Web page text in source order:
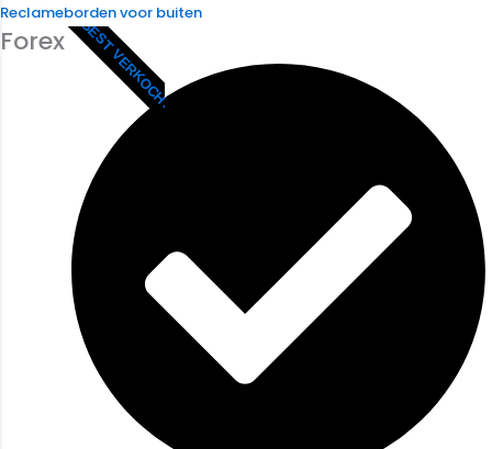
Reclameborden voor buiten
BEST VERKOCHT
Forex